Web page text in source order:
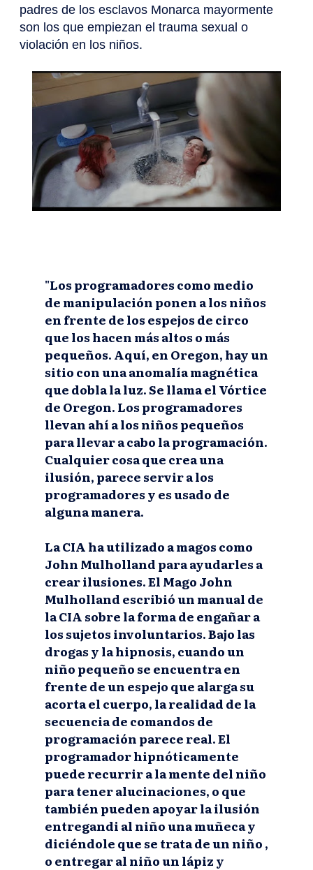
padres de los esclavos Monarca mayormente
son los que empiezan el trauma sexual o
violación en los niños.
"Los programadores como medio
de manipulación ponen a los niños
en frente de los espejos de circo
que los hacen más altos o más
pequeños. Aquí, en Oregon, hay un
sitio con una anomalía magnética
que dobla la luz. Se llama el Vórtice
de Oregon. Los programadores
llevan ahí a los niños pequeños
para llevar a cabo la programación.
Cualquier cosa que crea una
ilusión, parece servir a los
programadores y es usado de
alguna manera.
La CIA ha utilizado a magos como
John Mulholland para ayudarles a
crear ilusiones. El Mago John
Mulholland escribió un manual de
la CIA sobre la forma de engañar a
los sujetos involuntarios. Bajo las
drogas y la hipnosis, cuando un
niño pequeño se encuentra en
frente de un espejo que alarga su
acorta el cuerpo, la realidad de la
secuencia de comandos de
programación parece real. El
programador hipnóticamente
puede recurrir a la mente del niño
para tener alucinaciones, o que
también pueden apoyar la ilusión
entregandi al niño una muñeca y
diciéndole que se trata de un niño ,
o entregar al niño un lápiz y